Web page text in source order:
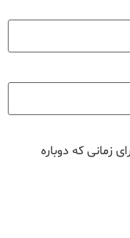
زمانی که دوباره